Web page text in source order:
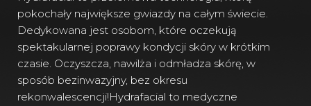
pokochały największe gwiazdy na całym świecie.
Dedykowana jest osobom, które oczekują
spektakularnej poprawy kondycji skóry w krótkim
czasie. Oczyszcza, nawilża i odmładza skórę, w
sposób bezinwazyjny, bez okresu
rekonwalescencji!Hydrafacial to medyczne